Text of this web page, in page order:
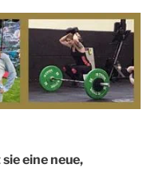
eine neue,